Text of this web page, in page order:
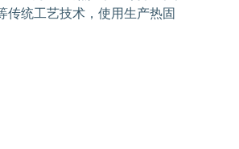
传统工艺技术，使用生产热固